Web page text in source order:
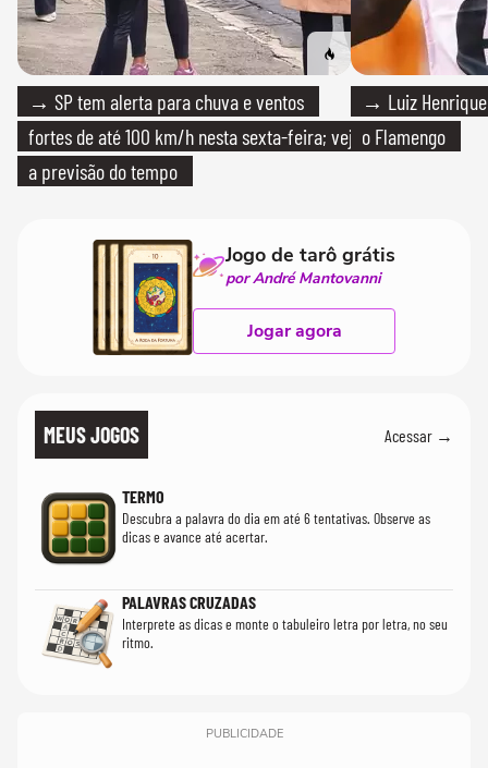
→ SP tem alerta para chuva e ventos
fortes de até 100 km/h nesta sexta-feira; veja
a previsão do tempo
→ Luiz
o Flamengo
Jogo de tarô grátis
por André Mantovanni
Jogar agora
MEUS JOGOS Acessar →
TERMO
Descubra a palavra do dia em até 6 tentativas. Observe as
dicas e avance até acertar.
PALAVRAS CRUZADAS
Interprete as dicas e monte o tabuleiro letra por letra, no seu
ritmo.
PUBLICIDADE